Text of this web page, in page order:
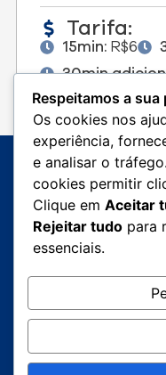
Tarifa:
15min: R$6
30min
Respeitamos a sua
Os cookies nos
experiência,
e analisar o
cookies permitir
Clique em Aceitar
Rejeitar tudo para
essenciais.